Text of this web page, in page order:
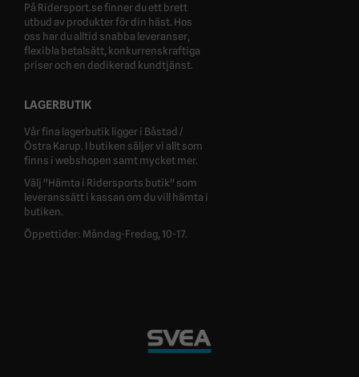
På Ridersport.se finner du ett brett
utbud av produkter för din häst. Hos
oss har du alltid snabba leveranser,
flexibla betalsätt, konkurrenskraftiga
priser och en dedikerad kundtjänst.
LAGERBUTIK
Vår fina lagerbutik ligger i Båstad /
Östra Karup. I butiken säljer vi allt som
finns i webshopen samt mycket mer.
Välj "Hämta i Ridersports butik" som
leveranssätt i kassan om du vill hämta i
butiken.
Öppettider: Måndag-Fredag, 10-17.